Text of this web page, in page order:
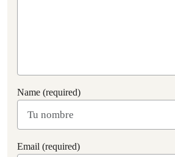
Name (required)
Email (required)